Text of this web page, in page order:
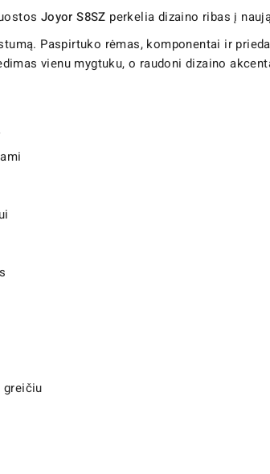
Joyor S8SZ perkelia dizaino ribas į
Paspirtuko rėmas, komponentai ir
vienu mygtuku, o raudoni dizaino
greičiu